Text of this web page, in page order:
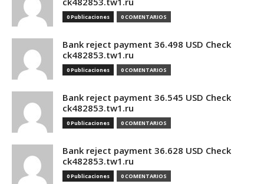
0 Publicaciones 0 COMENTARIOS
Bank reject payment 36.498 USD Check
ck482853.tw1.ru
0 Publicaciones 0 COMENTARIOS
Bank reject payment 36.545 USD Check
ck482853.tw1.ru
0 Publicaciones 0 COMENTARIOS
Bank reject payment 36.628 USD Check
ck482853.tw1.ru
0 Publicaciones 0 COMENTARIOS